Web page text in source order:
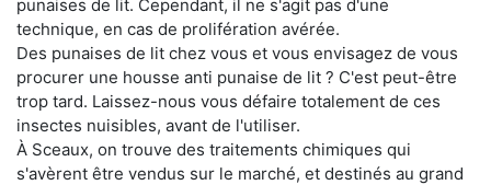
punaises de lit. Cependant, il ne s'agit pas d'une
technique, en cas de prolifération avérée.
Des punaises de lit chez vous et vous envisagez de vous
procurer une housse anti punaise de lit ? C'est peut-être
trop tard. Laissez-nous vous défaire totalement de ces
insectes nuisibles, avant de l'utiliser.
À Sceaux, on trouve des traitements chimiques qui
s'avèrent être vendus sur le marché, et destinés au grand